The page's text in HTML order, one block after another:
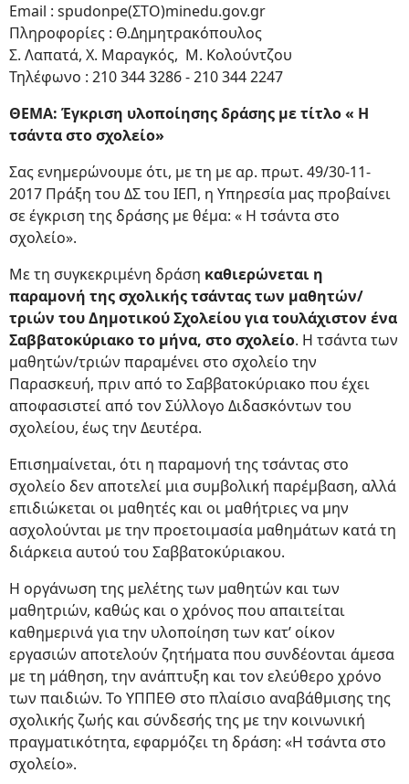
Email : spudonpe(ΣΤΟ)minedu.gov.gr
Πληροφορίες : Θ.Δημητρακόπουλος
Σ. Λαπατά, Χ. Μαραγκός, Μ. Κολούντζου
Τηλέφωνο : 210 344 3286 - 210 344 2247
ΘΕΜΑ: Έγκριση υλοποίησης δράσης με τίτλο « Η
τσάντα στο σχολείο»
Σας ενημερώνουμε ότι, με τη με αρ. πρωτ. 49/30-11-
2017 Πράξη του ΔΣ του ΙΕΠ, η Υπηρεσία μας προβαίνει
σε έγκριση της δράσης με θέμα: « Η τσάντα στο
σχολείο».
Με τη συγκεκριμένη δράση καθιερώνεται η
παραμονή της σχολικής τσάντας των μαθητών/
τριών του Δημοτικού Σχολείου για τουλάχιστον ένα
Σαββατοκύριακο το μήνα, στο σχολείο. H τσάντα των
μαθητών/τριών παραμένει στο σχολείο την
Παρασκευή, πριν από το Σαββατοκύριακο που έχει
αποφασιστεί από τον Σύλλογο Διδασκόντων του
σχολείου, έως την Δευτέρα.
Επισημαίνεται, ότι η παραμονή της τσάντας στο
σχολείο δεν αποτελεί μια συμβολική παρέμβαση, αλλά
επιδιώκεται οι μαθητές και οι μαθήτριες να μην
ασχολούνται με την προετοιμασία μαθημάτων κατά τη
διάρκεια αυτού του Σαββατοκύριακου.
Η οργάνωση της μελέτης των μαθητών και των
μαθητριών, καθώς και ο χρόνος που απαιτείται
καθημερινά για την υλοποίηση των κατ’ οίκον
εργασιών αποτελούν ζητήματα που συνδέονται άμεσα
με τη μάθηση, την ανάπτυξη και τον ελεύθερο χρόνο
των παιδιών. Το ΥΠΠΕΘ στο πλαίσιο αναβάθμισης της
σχολικής ζωής και σύνδεσής της με την κοινωνική
πραγματικότητα, εφαρμόζει τη δράση: «Η τσάντα στο
σχολείο».